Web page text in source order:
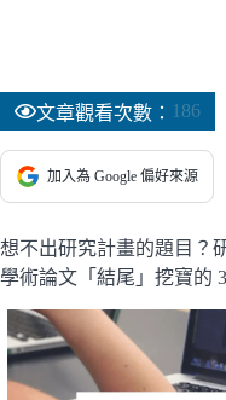
文章觀看次數： 186
加入為 Google 偏好來源
想不出研究計畫的題目？
學術論文「結尾」挖寶的